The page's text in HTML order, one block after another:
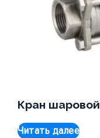
Кран шаровой
Читать далее